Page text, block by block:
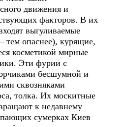
движения и
факторов. В их
выгуливаемые
тем опаснее), курящие,
косметикой мирные
Эти фурии с
бесшумной и
сквозняками
толка. Их москитные
к недавнему
сумерках Киев